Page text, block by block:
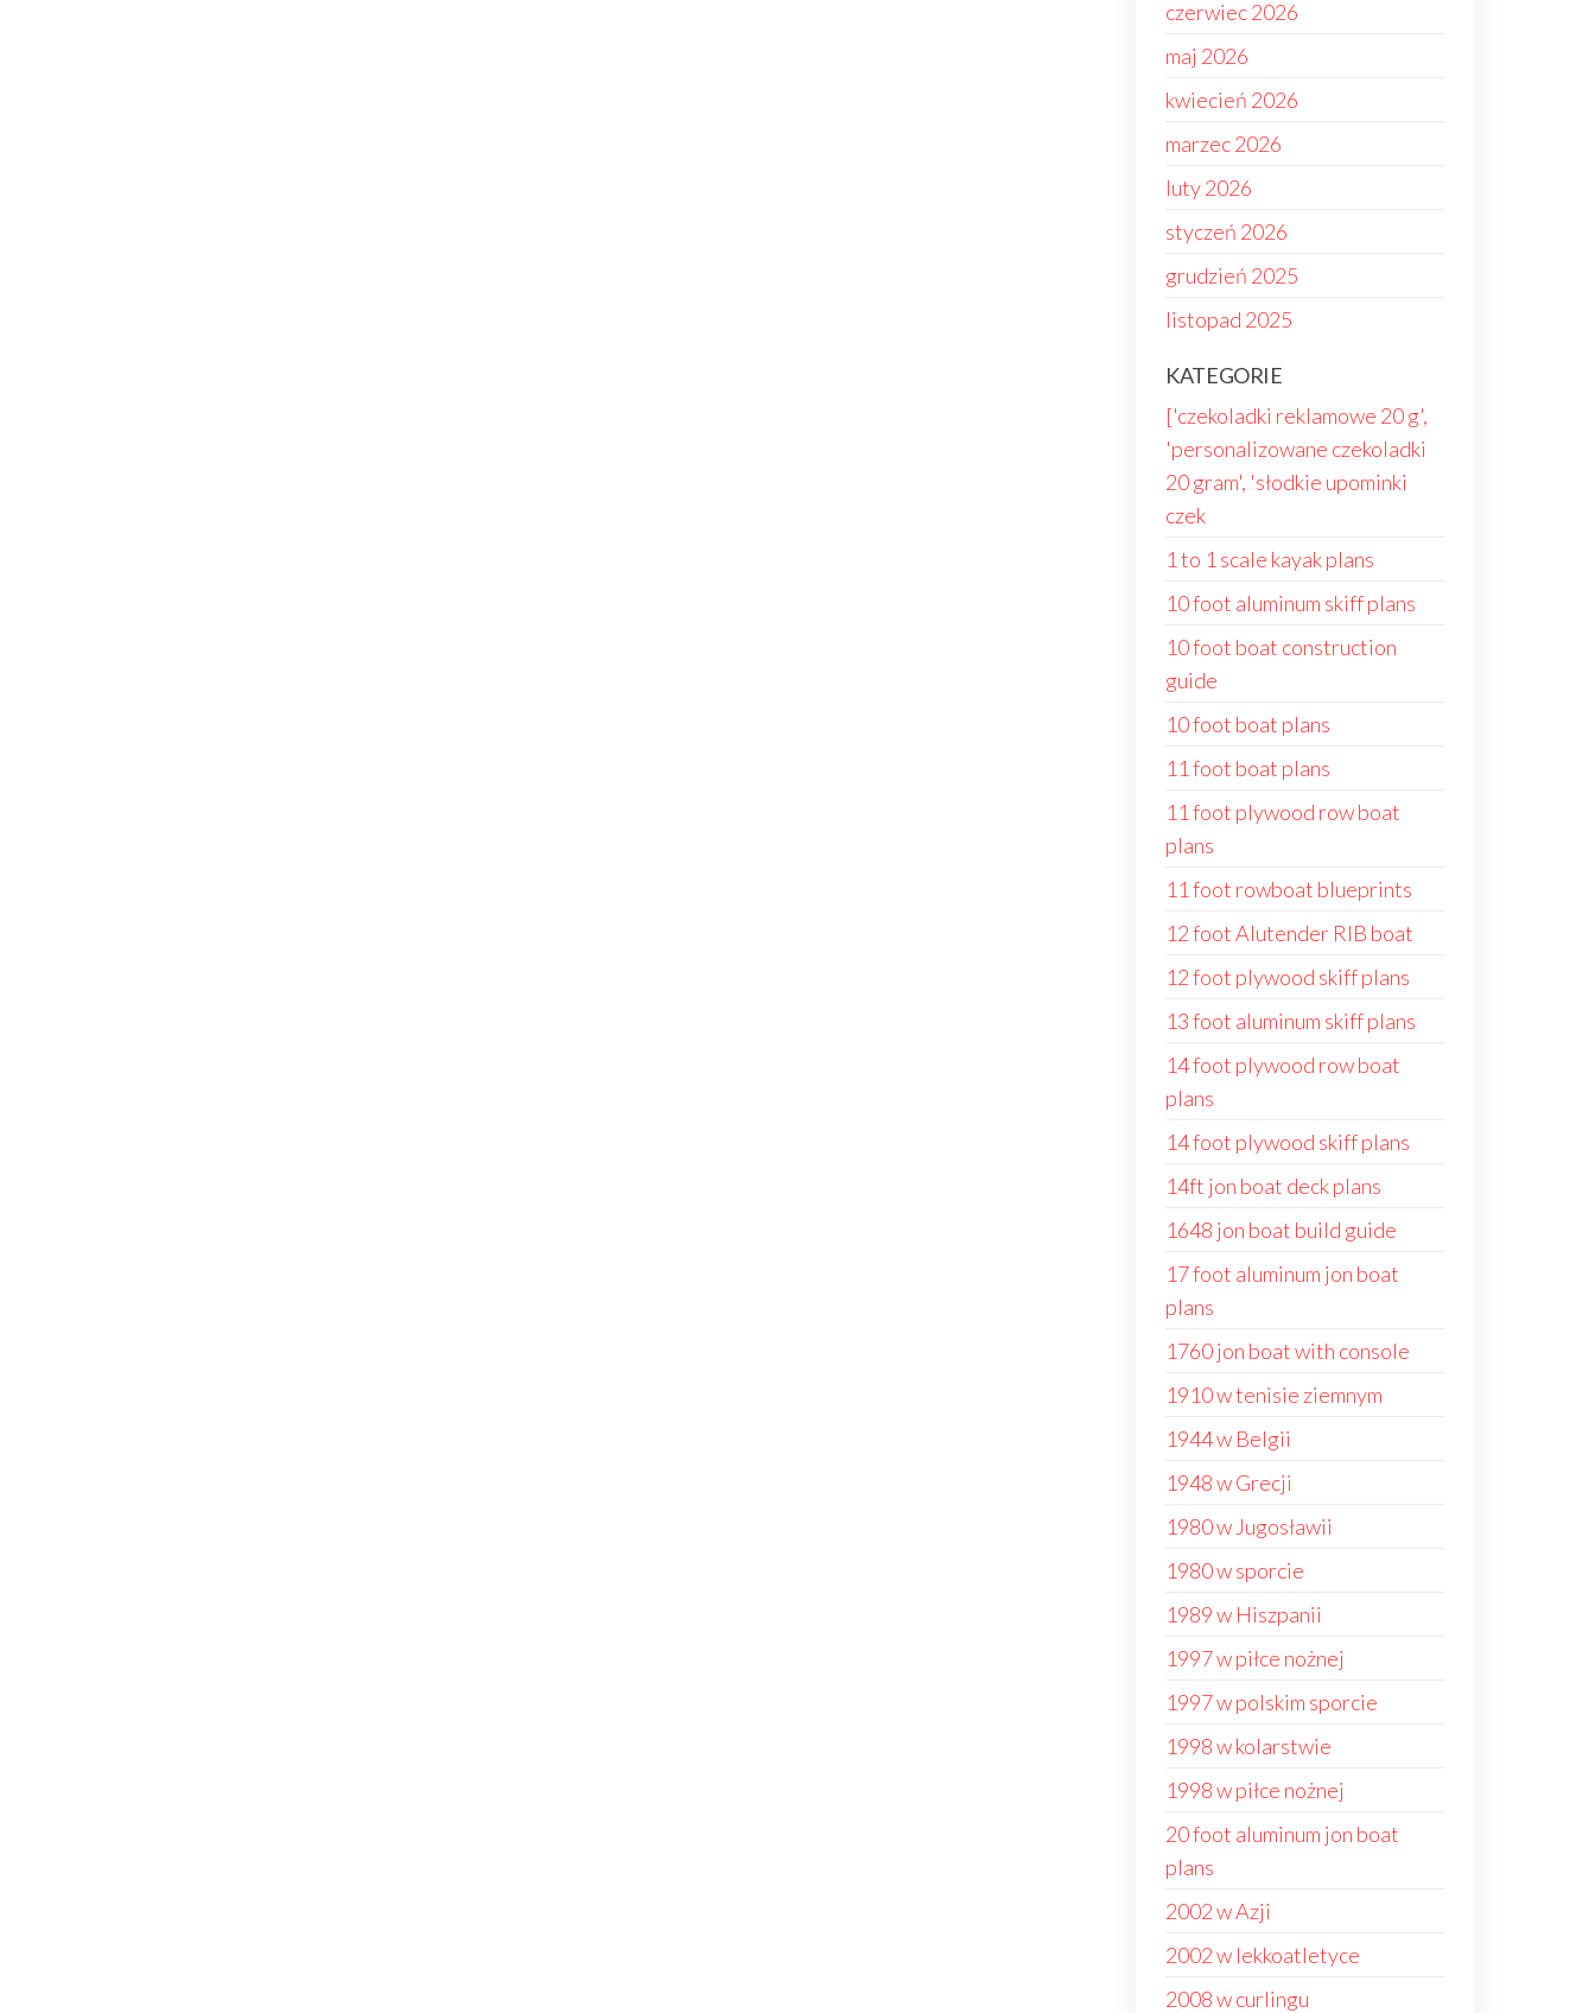
czerwiec 2026
maj 2026
kwiecień 2026
marzec 2026
luty 2026
styczeń 2026
grudzień 2025
listopad 2025
KATEGORIE
['czekoladki reklamowe 20 g',
'personalizowane czekoladki
20 gram', 'słodkie upominki
czek
1 to 1 scale kayak plans
10 foot aluminum skiff plans
10 foot boat construction
guide
10 foot boat plans
11 foot boat plans
11 foot plywood row boat
plans
11 foot rowboat blueprints
12 foot Alutender RIB boat
12 foot plywood skiff plans
13 foot aluminum skiff plans
14 foot plywood row boat
plans
14 foot plywood skiff plans
14ft jon boat deck plans
1648 jon boat build guide
17 foot aluminum jon boat
plans
1760 jon boat with console
1910 w tenisie ziemnym
1944 w Belgii
1948 w Grecji
1980 w Jugosławii
1980 w sporcie
1989 w Hiszpanii
1997 w piłce nożnej
1997 w polskim sporcie
1998 w kolarstwie
1998 w piłce nożnej
20 foot aluminum jon boat
plans
2002 w Azji
2002 w lekkoatletyce
2008 w curlingu